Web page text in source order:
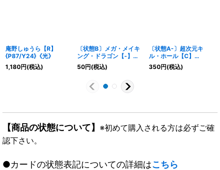
庵野しゅうら【R】
{P87/Y24}《光》
1,180円(税込)
〔状態B〕メガ・メイキ
ング・ドラゴン【-】
{DMX22-b31/???}
《火》
50円(税込)
〔状態A-〕超次元キ
ル・ホール【C】
{DMX0342/42}《火》
350円(税込)
【商品の状態について】 ※初めて購入される方は必ずご確
認下さい。
●カードの状態表記についての詳細はこちら